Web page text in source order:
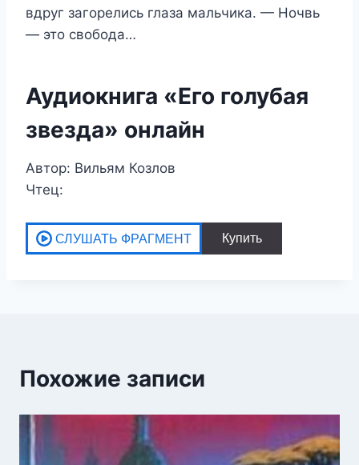
вдруг загорелись глаза мальчика. — Ночвь
— это свобода…
Аудиокнига «Его голубая
звезда» онлайн
Автор: Вильям Козлов
Чтец:
Похожие записи